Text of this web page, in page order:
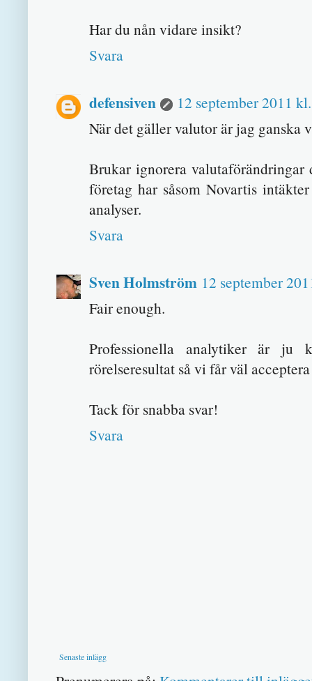
Har du nån vidare insikt?
Svara
defensiven
12 september 2011
När det gäller valutor är jag
Brukar ignorera
företag har såsom Novartis
analyser.
Svara
Sven Holmström 12 september
Fair enough.
Professionella analytiker är ju
rörelseresultat så vi får väl
Tack för snabba svar!
Svara
Senaste inlägg